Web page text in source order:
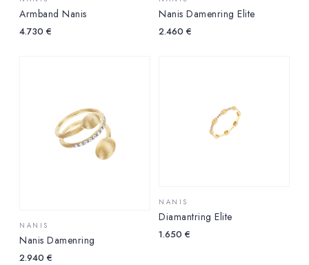
Armband Nanis
4.730 €
Nanis Damenring Elite
2.460 €
NANIS
Nanis Damenring
2.940 €
NANIS
Diamantring Elite
1.650 €